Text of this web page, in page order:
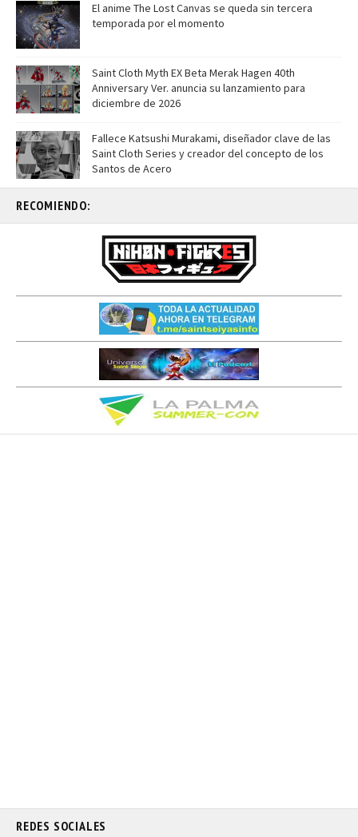
El anime The Lost Canvas se queda sin tercera
temporada por el momento
Saint Cloth Myth EX Beta Merak Hagen 40th
Anniversary Ver. anuncia su lanzamiento para
diciembre de 2026
Fallece Katsushi Murakami, diseñador clave de las
Saint Cloth Series y creador del concepto de los
Santos de Acero
RECOMIENDO:
REDES SOCIALES